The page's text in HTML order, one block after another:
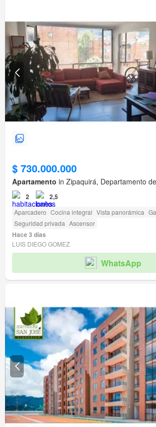
$ 730.000.000
Apartamento in Zipaquirá, Departamento
2 2,5
Aparcadero Cocina integral Vista panorámica
Seguridad privada Ascensor
Hace 3 días
LUIS DIEGO GOMEZ
WhatsApp